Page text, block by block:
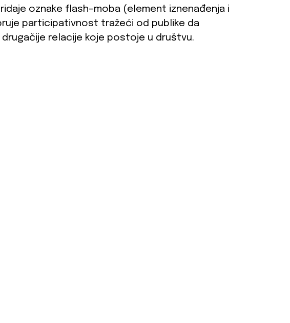
oznake flash-moba (element iznenađenja i
participativnost tražeći od publike da
drugačije relacije koje postoje u društvu.